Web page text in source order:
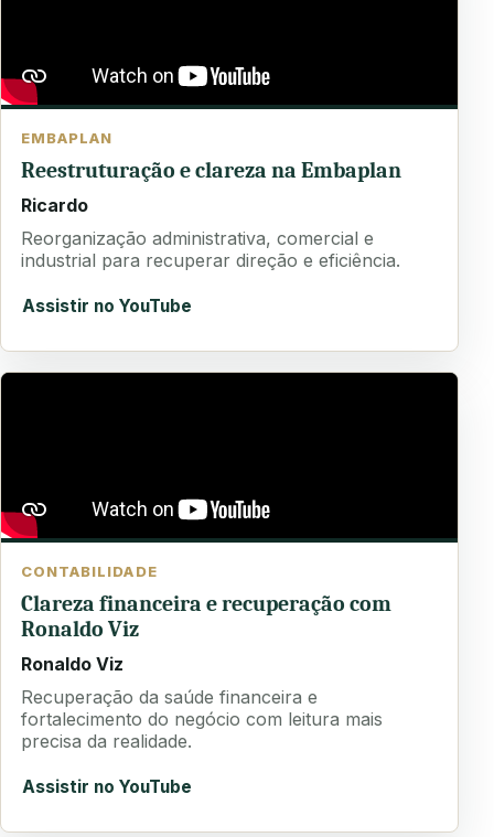
EMBAPLAN
Reestruturação e clareza na Embaplan
Ricardo
Reorganização administrativa, comercial e
industrial para recuperar direção e eficiência.
Assistir no YouTube
CONTABILIDADE
Clareza financeira e recuperação com
Ronaldo Viz
Ronaldo Viz
Recuperação da saúde financeira e
fortalecimento do negócio com leitura mais
precisa da realidade.
Assistir no YouTube